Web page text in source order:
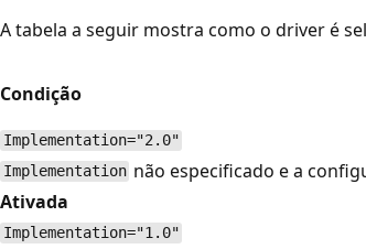
A tabela a seguir mostra como o driver é
Condição
Implementation="2.0"
Implementation não especificado e a
Ativada
Implementation="1.0"